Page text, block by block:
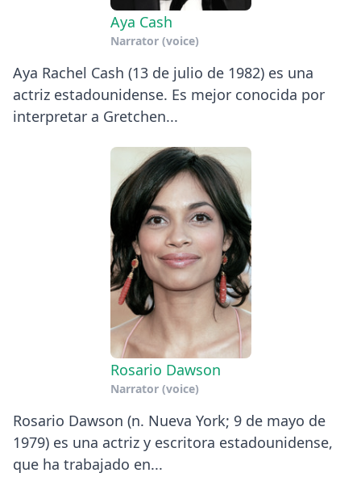
Aya Cash
Narrator (voice)
Aya Rachel Cash (13 de julio de 1982) es una
actriz estadounidense. Es mejor conocida por
interpretar a Gretchen...
Rosario Dawson
Narrator (voice)
Rosario Dawson (n. Nueva York; 9 de mayo de
1979) es una actriz y escritora estadounidense,
que ha trabajado en...